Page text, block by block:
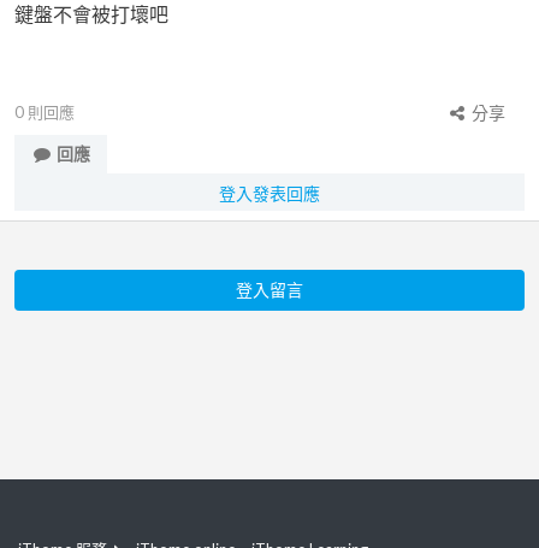
鍵盤不會被打壞吧
0 則回應
分享
回應
登入發表回應
登入留言